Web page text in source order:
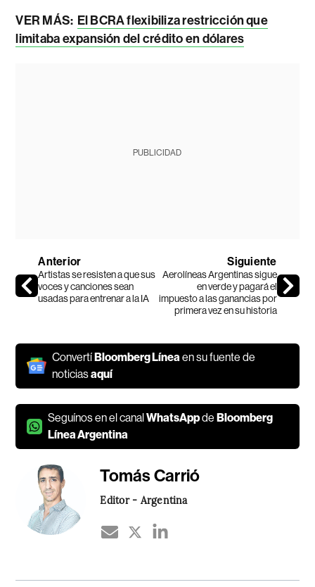
VER MÁS: El BCRA flexibiliza restricción que
limitaba expansión del crédito en dólares
PUBLICIDAD
Anterior
Artistas se resisten a que sus
voces y canciones sean
usadas para entrenar a la IA
Siguiente
Aerolíneas Argentinas sigue
en verde y pagará el
impuesto a las ganancias por
primera vez en su historia
ConvertíBloomberg Línea en su fuente de
noticiasaquí
Seguínos en el canalWhatsAppdeBloomberg
Línea Argentina
Tomás Carrió
Editor - Argentina